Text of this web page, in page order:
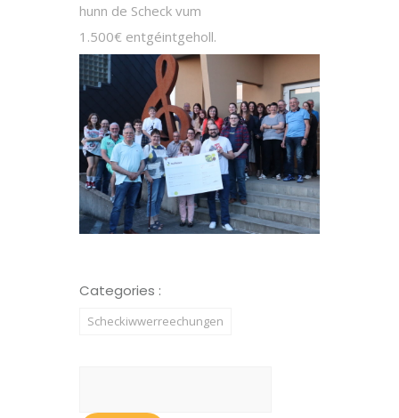
hunn de Scheck vum
1.500€ entgéintgeholl.
Categories :
Scheckiwwerreechungen